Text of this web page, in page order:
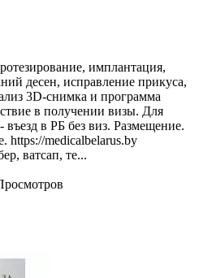
имплантация,
десен, исправление прикуса,
3D-снимка и программа
в получении визы. Для
в РБ без виз. Размещение.
https://medicalbelarus.by
ватсап, те...